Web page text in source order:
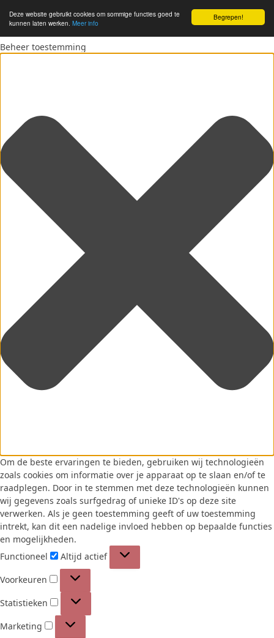
Begrepen!
Deze website gebruikt cookies om sommige functies goed te
kunnen laten werken. Meer info
Beheer toestemming
Om de beste ervaringen te bieden, gebruiken wij technologieën
zoals cookies om informatie over je apparaat op te slaan en/of te
raadplegen. Door in te stemmen met deze technologieën kunnen
wij gegevens zoals surfgedrag of unieke ID's op deze site
verwerken. Als je geen toestemming geeft of uw toestemming
intrekt, kan dit een nadelige invloed hebben op bepaalde functies
en mogelijkheden.
Functioneel
Functioneel
Altijd actief
Voorkeuren
Voorkeuren
Statistieken Statistieken
Marketing Marketing